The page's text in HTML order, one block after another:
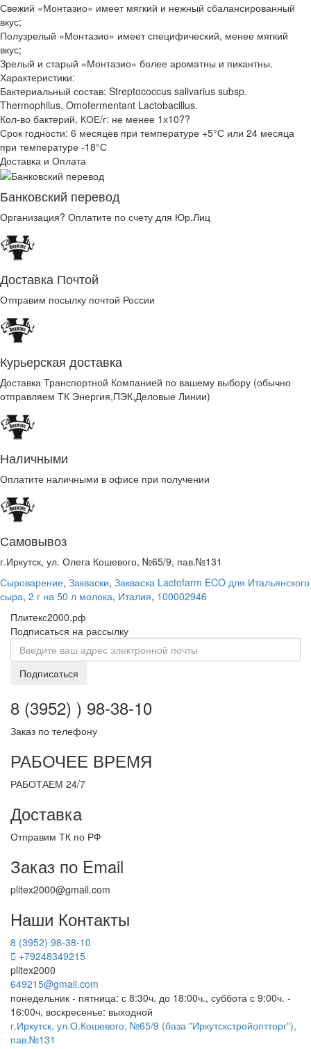
Свежий «Монтазио» имеет мягкий и нежный сбалансированный
вкус;
Полузрелый «Монтазио» имеет специфический, менее мягкий
вкус;
Зрелый и старый «Монтазио» более ароматны и пикантны.
Характеристики:
Бактериальный состав: Streptococcus salivarius subsp.
Thermophilus, Omofermentant Lactobacillus.
Кол-во бактерий, КОЕ/г: не менее 1х10??
Срок годности: 6 месяцев при температуре +5°С или 24 месяца
при температуре -18°С
Доставка и Оплата
Банковский перевод
Организация? Оплатите по счету для Юр.Лиц
Доставка Почтой
Отправим посылку почтой России
Курьерская доставка
Доставка Транспортной Компанией по вашему выбору (обычно
отправляем ТК Энергия,ПЭК,Деловые Линии)
Наличными
Оплатите наличными в офисе при получении
Самовывоз
г.Иркутск, ул. Олега Кошевого, №65/9, пав.№131
Сыроварение, Закваски, Закваска Lactofarm ECO для Итальянского
сыра, 2 г на 50 л молока, Италия, 100002946
Плитекс2000.рф
Подписаться на рассылку
Подписаться
8 (3952) ) 98-38-10
Заказ по телефону
РАБОЧЕЕ ВРЕМЯ
РАБОТАЕМ 24/7
Доставка
Отправим ТК по РФ
Заказ по Email
plitex2000@gmail.com
Наши Контакты
8 (3952) 98-38-10
+79248349215
plitex2000
649215@gmail.com
понедельник - пятница: с 8:30ч. до 18:00ч., суббота с 9:00ч. -
16:00ч, воскресенье: выходной
г.Иркутск, ул.О.Кошевого, №65/9 (база "Иркутскстройоптторг"),
пав.№131